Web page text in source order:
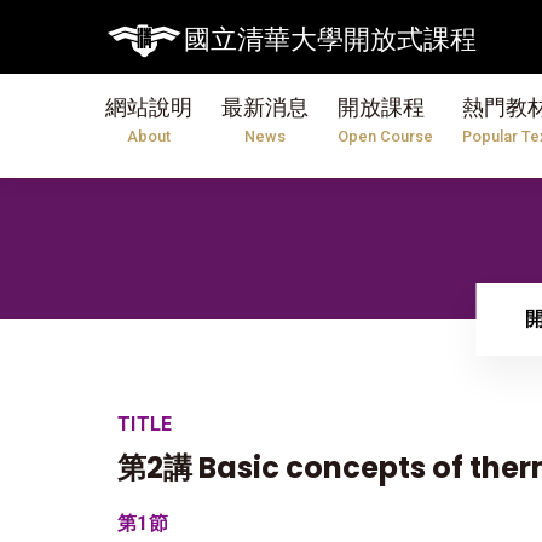
國立清華大學開放式課程
網站說明
About
最新消息
News
開放課程
Open Course
熱門教
Popular
TITLE
第2講 Basic concepts of
第1節